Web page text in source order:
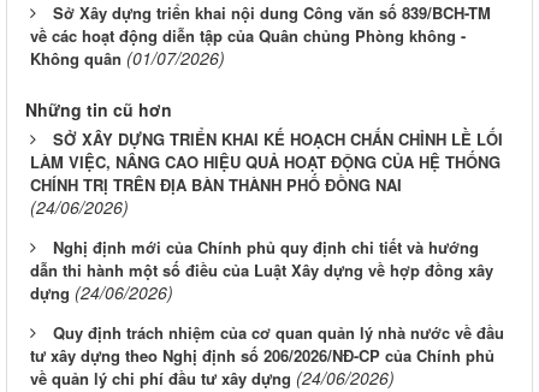
Sở Xây dựng triển khai nội dung Công văn số 839/BCH-TM
về các hoạt động diễn tập của Quân chủng Phòng không -
Không quân (01/07/2026)
Những tin cũ hơn
SỞ XÂY DỰNG TRIỂN KHAI KẾ HOẠCH CHẤN CHỈNH LỀ LỐI
LÀM VIỆC, NÂNG CAO HIỆU QUẢ HOẠT ĐỘNG CỦA HỆ THỐNG
CHÍNH TRỊ TRÊN ĐỊA BÀN THÀNH PHỐ ĐỒNG NAI
(24/06/2026)
Nghị định mới của Chính phủ quy định chi tiết và hướng
dẫn thi hành một số điều của Luật Xây dựng về hợp đồng xây
dựng (24/06/2026)
Quy định trách nhiệm của cơ quan quản lý nhà nước về đầu
tư xây dựng theo Nghị định số 206/2026/NĐ-CP của Chính phủ
về quản lý chi phí đầu tư xây dựng (24/06/2026)